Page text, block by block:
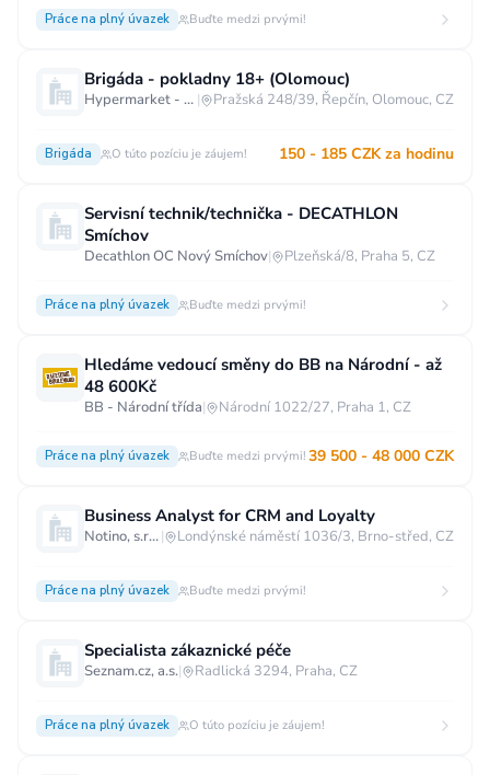
Práce na plný úvazek Buďte medzi prvými!
Brigáda - pokladny 18+ (Olomouc)
Hypermarket - Olomouc | Pražská 248/39, Řepčín, Olomouc, CZ
Brigáda O túto pozíciu je záujem! 150 - 185 CZK za hodinu
Servisní technik/technička - DECATHLON
Smíchov
Decathlon OC Nový Smíchov| Plzeňská/8, Praha 5, CZ
Práce na plný úvazek Buďte medzi prvými!
Hledáme vedoucí směny do BB na Národní - až
48 600Kč
BB - Národní třída| Národní 1022/27, Praha 1, CZ
Práce na plný úvazek Buďte medzi prvými! 39 500 - 48 000 CZK
Business Analyst for CRM and Loyalty
Notino, s.r.o.| Londýnské náměstí 1036/3, Brno-střed, CZ
Práce na plný úvazek Buďte medzi prvými!
Specialista zákaznické péče
Seznam.cz, a.s.| Radlická 3294, Praha, CZ
Práce na plný úvazek O túto pozíciu je záujem!
Vysokoškolské / universitní